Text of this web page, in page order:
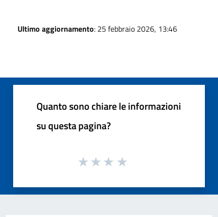
Ultimo aggiornamento: 25 febbraio 2026, 13:46
Quanto sono chiare le informazioni
su questa pagina?